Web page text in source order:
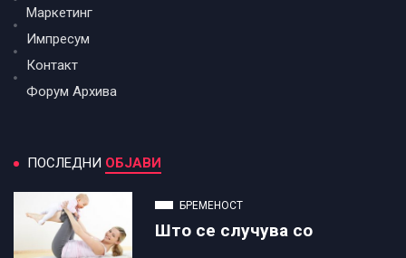
Маркетинг
Импресум
Контакт
Форум Архива
ПОСЛЕДНИ ОБЈАВИ
БРЕМЕНОСТ
Што се случува со